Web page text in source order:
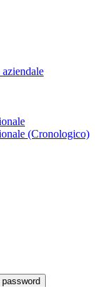
(Cronologico)